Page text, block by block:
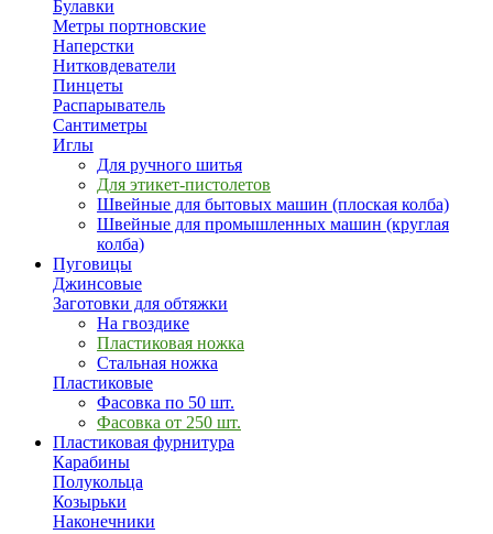
Булавки
Метры портновские
Наперстки
Нитковдеватели
Пинцеты
Распарыватель
Сантиметры
Иглы
Для ручного шитья
Для этикет-пистолетов
Швейные для бытовых машин (плоская колба)
Швейные для промышленных машин (круглая
колба)
Пуговицы
Джинсовые
Заготовки для обтяжки
На гвоздике
Пластиковая ножка
Стальная ножка
Пластиковые
Фасовка по 50 шт.
Фасовка от 250 шт.
Пластиковая фурнитура
Карабины
Полукольца
Козырьки
Наконечники